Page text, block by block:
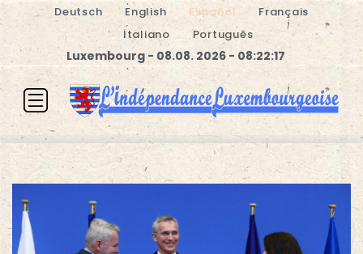
Deutsch English Español
Français
Italiano
Português
Luxembourg - 08.08. 2026 - 08:22:18